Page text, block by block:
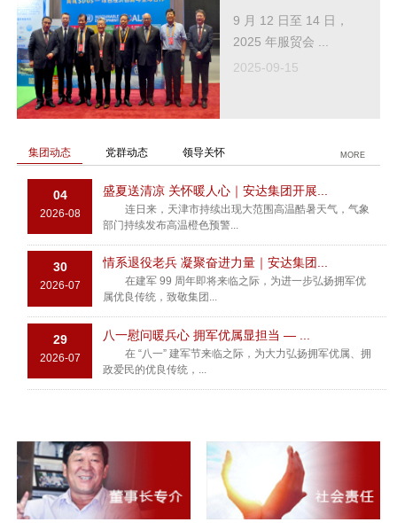
9 月 12 日至 14 日，
2025 年服贸会 ...
2025-09-15
集团动态 党群动态 领导关怀 MORE
04
2026-08
盛夏送清凉 关怀暖人心｜安达集团开展...
连日来，天津市持续出现大范围高温酷暑天气，气象
部门持续发布高温橙色预警...
30
2026-07
情系退役老兵 凝聚奋进力量｜安达集团...
在建军 99 周年即将来临之际，为进一步弘扬拥军优
属优良传统，致敬集团...
29
2026-07
八一慰问暖兵心 拥军优属显担当 — ...
在 “八一” 建军节来临之际，为大力弘扬拥军优属、拥
政爱民的优良传统，...